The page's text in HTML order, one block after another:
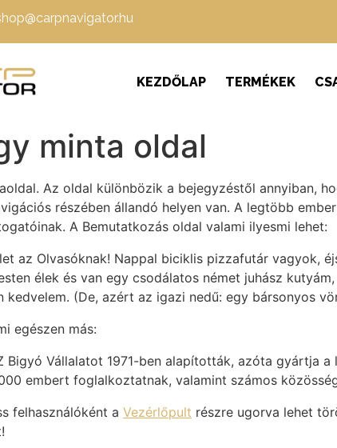
KEZDŐLAP TERMÉKEK
minta oldal
Az oldal különbözik a bejegyzéstől annyiban,
részében állandó helyen van. A legtöbb
A Bemutatkozás oldal valami ilyesmi lehet:
az Olvasóknak! Nappal biciklis pizzafutár vagyok,
élek és van egy csodálatos német juhász
kedvelem. (De, azért az igazi nedű: egy bársonyos
egészen más:
Bigyó Vállalatot 1971-ben alapították, azóta gyártja
embert foglalkoztatnak, valamint számos
felhasználóként a Vezérlőpult részre ugorva lehet